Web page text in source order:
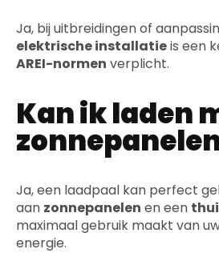
Ja, bij uitbreidingen of
elektrische installatieis een
AREI-normen verplicht.
Kan ik laden
Ja, een laadpaal kan perfect
aan zonnepanelen en een
maximaal gebruik maakt van
energie.